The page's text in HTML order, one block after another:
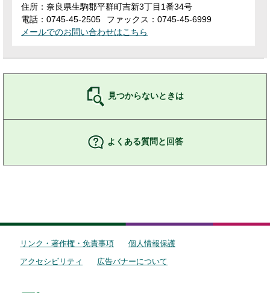
住所：奈良県生駒郡平群町吉新3丁目1番34号
電話：0745-45-2505
ファックス：0745-45-6999
メールでのお問い合わせはこちら
見つからないときは
よくある質問と回答
リンク・著作権・免責事項
個人情報保護
アクセシビリティ
広告バナーについて